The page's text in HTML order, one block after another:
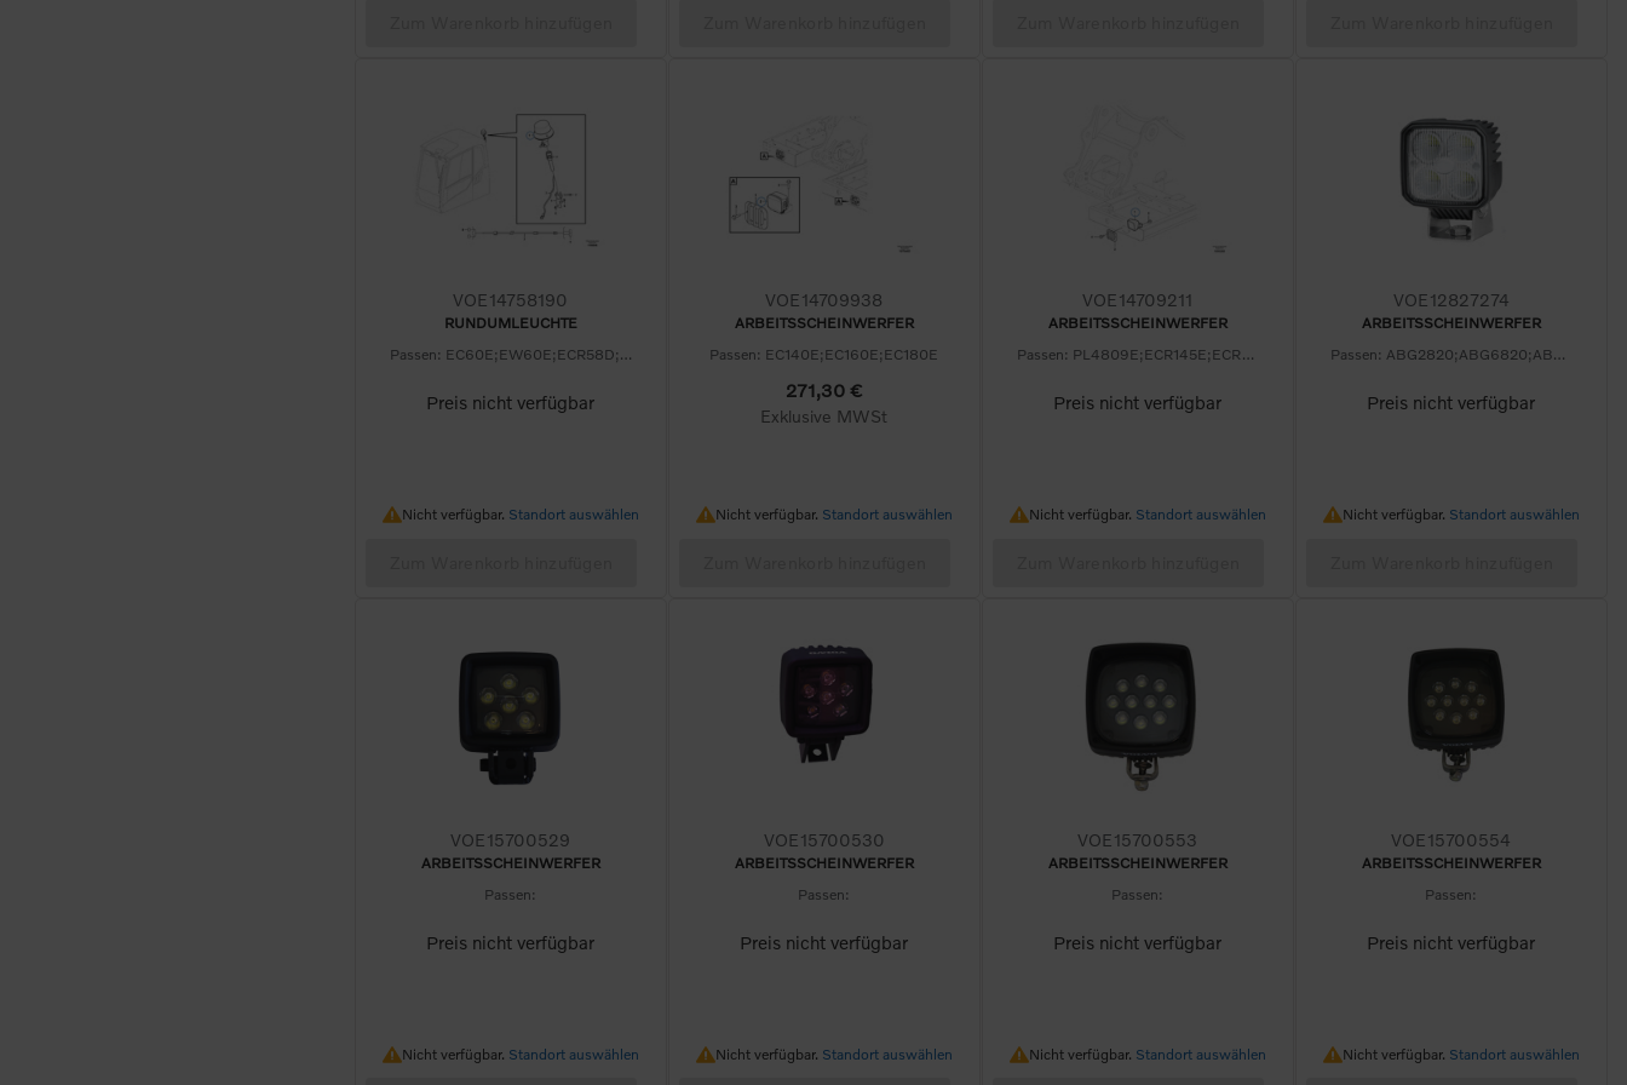
VOE14758190
RUNDUMLEUCHTE
Passen: EC60E;EW60E;ECR58D;ECR88D;EC65F;ECR90F;EW65F
Preis nicht verfügbar
Nicht verfügbar.
Nicht verfügbar. Standort auswählen
VOE14709938
ARBEITSSCHEINWERFER
Passen: EC140E;EC160E;EC180E
271,30 €
Exklusive MWSt
Nicht verfügbar.
Nicht verfügbar. Standort auswählen
VOE14709211
ARBEITSSCHEINWERFER
Passen: PL4809E;ECR145E;ECR235E;ECR355E;PL3005E;PL4809D;PL3005D
Preis nicht verfügbar
Nicht verfügbar.
Nicht verfügbar. Standort auswählen
VOE12827274
ARBEITSSCHEINWERFER
Passen: ABG2820;ABG6820;ABG6870;ABG7820;ABG8820;ABG2870;ABG4820;ABG7320;ABG7920
Preis nicht verfügbar
Nicht verfügbar.
Nicht verfügbar. Standort auswählen
VOE15700529
ARBEITSSCHEINWERFER
Passen:
Preis nicht verfügbar
Nicht verfügbar.
Nicht verfügbar. Standort auswählen
VOE15700530
ARBEITSSCHEINWERFER
Passen:
Preis nicht verfügbar
Nicht verfügbar.
Nicht verfügbar. Standort auswählen
VOE15700553
ARBEITSSCHEINWERFER
Passen:
Preis nicht verfügbar
Nicht verfügbar.
Nicht verfügbar. Standort auswählen
VOE15700554
ARBEITSSCHEINWERFER
Passen:
Preis nicht verfügbar
Nicht verfügbar.
Nicht verfügbar. Standort auswählen